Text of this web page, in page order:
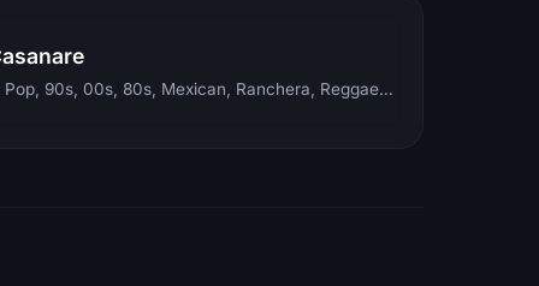
Electronic, Rock, Pop, 90s, 00s, 80s, Mexican, Ranchera, Reggaeton, Instrumental, Salsa, Merengue, Tropical, Romantic, Vallenato, Llanera